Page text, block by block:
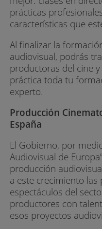
prácticas
características que
Al finalizar la
audiovisual, podrás
productoras del cine
práctica toda tu
experto.
Producción
España
El Gobierno, por
Audiovisual de
producción
a este crecimiento
espectáculos del
productores con
esos proyectos